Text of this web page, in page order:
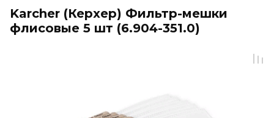
Karcher (Керхер) Фильтр-мешки
флисовые 5 шт (6.904-351.0)